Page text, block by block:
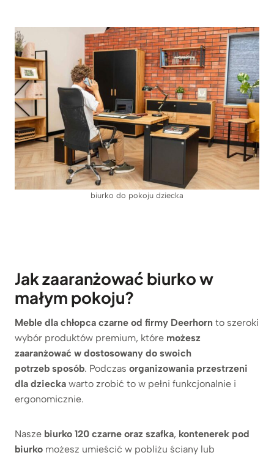
biurko do pokoju dziecka
Jak zaaranżować biurko w
małym pokoju?
Meble dla chłopca czarne od firmy Deerhorn to szeroki
wybór produktów premium, które możesz
zaaranżować w dostosowany do swoich
potrzeb sposób. Podczas organizowania przestrzeni
dla dziecka warto zrobić to w pełni funkcjonalnie i
ergonomicznie.
Nasze biurko 120 czarne oraz szafka, kontenerek pod
biurko możesz umieścić w pobliżu ściany lub